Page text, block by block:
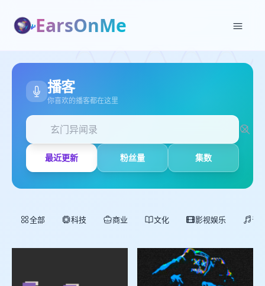
EarsOnMe
播客
你喜欢的播客都在这里
最近更新 粉丝量 集数
全部 科技 商业 文化 影视娱乐 音
创建